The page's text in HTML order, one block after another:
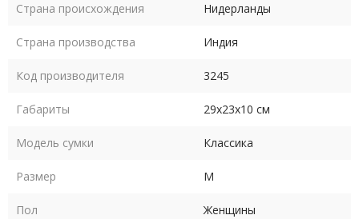
который станет незаменимым помощником в повседневной
жизни.
Страна происхождения Нидерланды
Страна производства Индия
Код производителя 3245
Габариты 29х23х10 см
Модель сумки Классика
Размер M
Пол Женщины